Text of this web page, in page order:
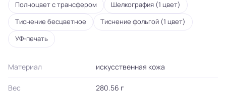
Полноцвет с трансфером
Шелкография (1 цвет)
Тиснение бесцветное
Тиснение фольгой (1 цвет)
УФ-печать
Материал искусственная кожа
Вес 280.56 г